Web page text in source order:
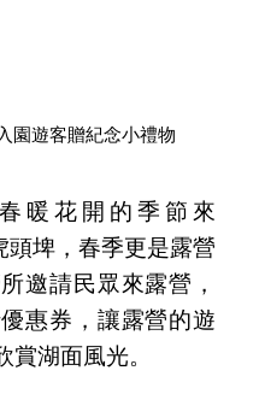
園遊客贈紀念小禮物
暖花開的季節來
埤，春季更是露營
邀請民眾來露營，
惠券，讓露營的遊
湖面風光。